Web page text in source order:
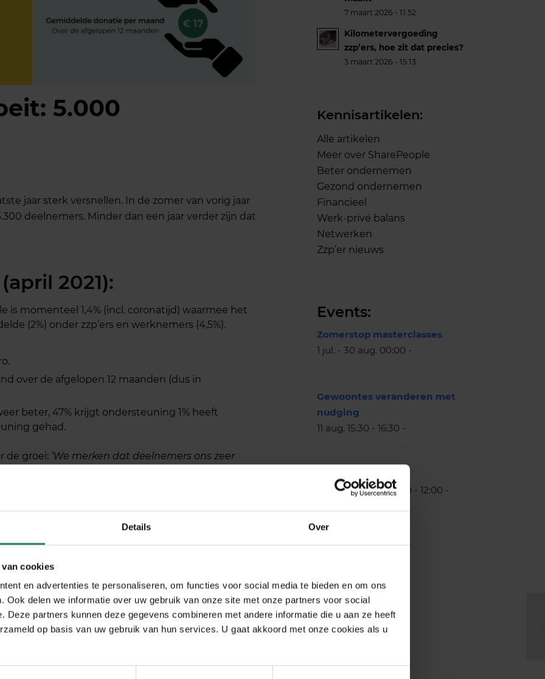
Details Over
cookies
en advertenties te personaliseren, om functies voor social media te bieden en om ons
Ook delen we informatie over uw gebruik van onze site met onze partners voor social
Deze partners kunnen deze gegevens combineren met andere informatie die u aan ze heeft
op basis van uw gebruik van hun services. U gaat akkoord met onze cookies als u
5.000
jaar sterk versnellen. In de zomer van vorig jaar
deelnemers. Minder dan een jaar verder zijn dat
2021):
is momenteel 1,4% (incl. coronatijd) waarmee het
(2%) onder zzp’ers en werknemers (4,5%).
over de afgelopen 12 maanden (dus in
beter, 47% krijgt ondersteuning 1% heeft
gehad.
de groei: ‘We merken dat deelnemers ons zeer
komt een belangrijk deel van onze groei
bestaat uit donaties van andere deelnemers die
deelnemer overmaken. Dat gebeurt met één
Het algoritme selecteert tussen de 40 en
te doen aan één zieke. Er zit geen marge tussen
isSharePeoplezoveel goedkoper dan een
dat er vaak opbeurende woorden bij donaties
7 maart 2026 - 11:52
Kilometervergoeding
zzp’ers, hoe zit dat precies?
3 maart 2026 - 15:13
Kennisartikelen:
Alle artikelen
Meer over SharePeople
Beter ondernemen
Gezond ondernemen
Financieel
Werk-privé balans
Netwerken
Zzp’er nieuws
Events:
Zomerstop masterclasses
1 jul. - 30 aug. 00:00 -
Gewoontes veranderen met
nudging
11 aug. 15:30 - 16:30 -
25 aug. - 22 sep. 11:00 - 12:00 -